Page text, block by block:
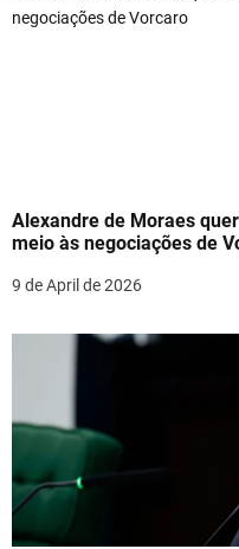
Alexandre de Moraes
meio às negociações de
9 de April de 2026